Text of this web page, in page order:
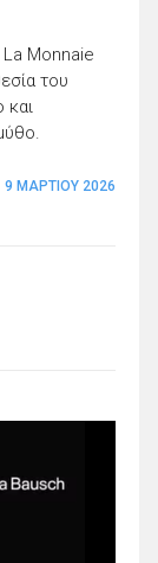
Monnaie
του
και
9 ΜΑΡΤΊΟΥ 2026